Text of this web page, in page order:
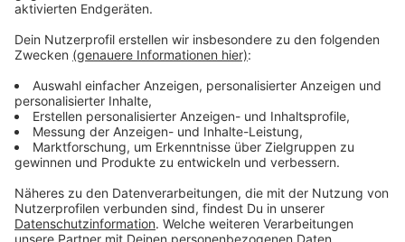
weiter unbesetzte Stellen im Fahrdienst und immer
wieder wechseln Fahrer von der Vollzeit- in die
Teilzeitbeschäftigung. Das Ausmaß schwanke von Tag
gewünscht eingehalten werden könne.
Das sei für Kunden und auch für die Wupsi ärgerlich
und unbefriedigend, heißt es weiter. Die Wupsi
Fachkräfte zu bekommen.
Anzeige